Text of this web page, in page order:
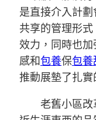
是直接介入計
共享的管理形
效力，同時也
感和包養保包養
推動展墊了扎實
老舊小區改